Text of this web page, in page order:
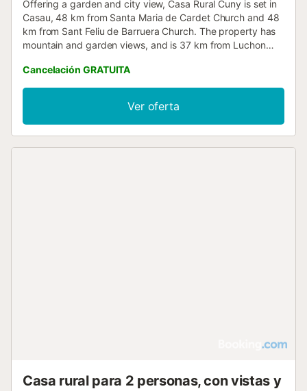
Offering a garden and city view, Casa Rural Cuny is set in
Casau, 48 km from Santa Maria de Cardet Church and 48
km from Sant Feliu de Barruera Church. The property has
mountain and garden views, and is 37 km from Luchon
Cancelación GRATUITA
Ver oferta
Casa rural para 2 personas, con vistas y